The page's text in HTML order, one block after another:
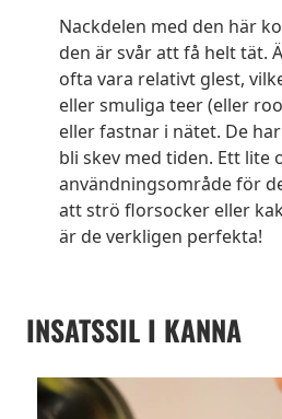
Nackdelen med den här
den är svår att få helt tät.
ofta vara relativt glest,
eller smuliga teer (eller
eller fastnar i nätet. De
bli skev med tiden. Ett lite
användningsområde för
att strö florsocker eller
är de verkligen perfekta!
INSATSSIL I KANNA